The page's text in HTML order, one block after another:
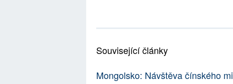
Související články
Mongolsko: Návštěva čínského